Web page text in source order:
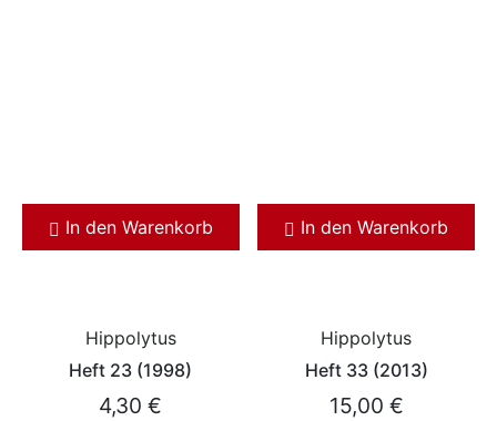
In den Warenkorb In den Warenkorb
Hippolytus
Heft 23 (1998)
4,30€
Hippolytus
Heft 33 (2013)
15,00 €